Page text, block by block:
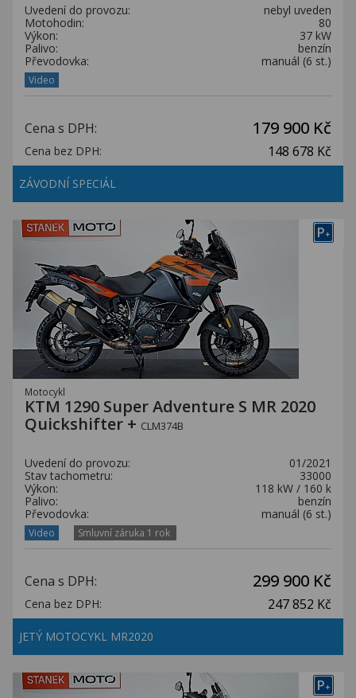
Uvedení do provozu:
nebyl uveden
Motohodin:
80
Výkon:
37 kW
Palivo:
benzín
Převodovka:
manuál (6 st.)
Video
Cena s DPH: 179 900 Kč
Cena bez DPH: 148 678 Kč
ZÁVODNÍ SPECIÁL
P+
Motocykl
KTM 1290 Super Adventure S MR 2020
Quickshifter + CLM374B
Uvedení do provozu:
01/2021
Stav tachometru:
33000
Výkon:
118 kW / 160 k
Palivo:
benzín
Převodovka:
manuál (6 st.)
Video Smluvní záruka 1 rok
Cena s DPH: 299 900 Kč
Cena bez DPH: 247 852 Kč
JETÝ MOTOCYKL MR2020
P+